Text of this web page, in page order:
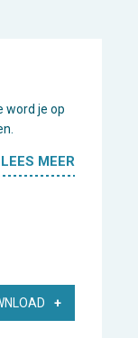
word je op
LEES MEER